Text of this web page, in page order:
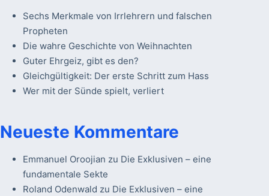
Sechs Merkmale von Irrlehrern und falschen
Propheten
Die wahre Geschichte von Weihnachten
Guter Ehrgeiz, gibt es den?
Gleichgültigkeit: Der erste Schritt zum Hass
Wer mit der Sünde spielt, verliert
Neueste Kommentare
Emmanuel Oroojian zu Die Exklusiven – eine
fundamentale Sekte
Roland Odenwald zu Die Exklusiven – eine